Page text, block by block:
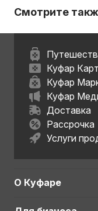
Смотрите
Куфар
Куфар
Куфар
Доставка
Рассрочка
Услуги
О Куфаре